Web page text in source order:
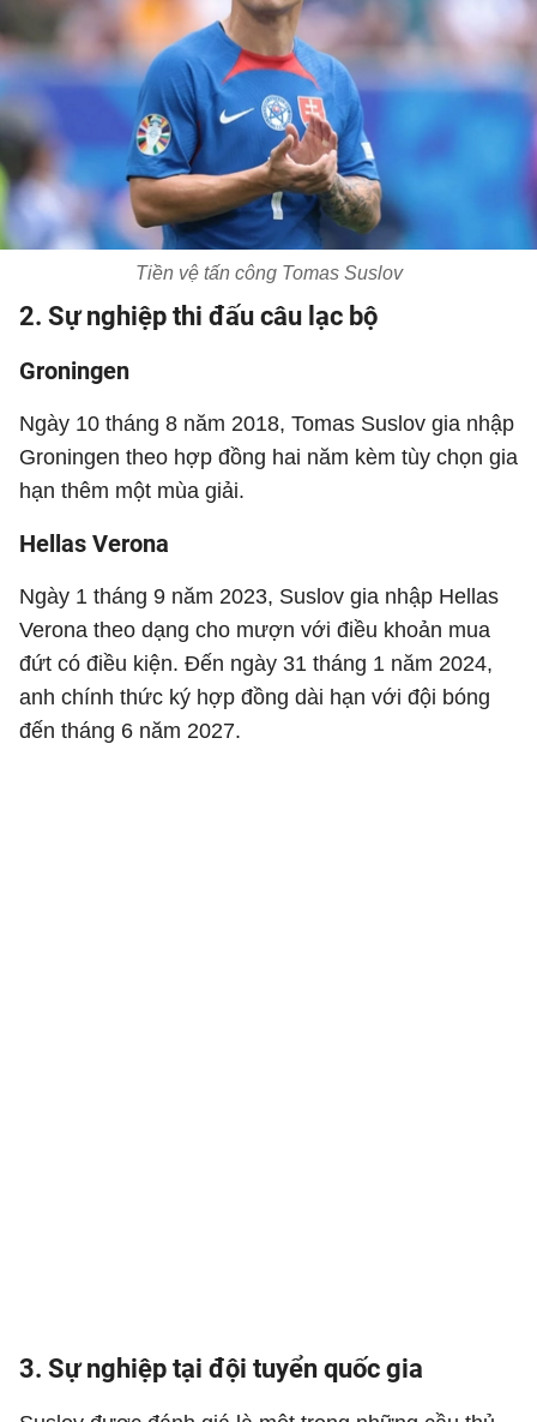
Tiền vệ tấn công Tomas Suslov
2. Sự nghiệp thi đấu câu lạc bộ
Groningen
Ngày 10 tháng 8 năm 2018, Tomas Suslov gia nhập
Groningen theo hợp đồng hai năm kèm tùy chọn gia
hạn thêm một mùa giải.
Hellas Verona
Ngày 1 tháng 9 năm 2023, Suslov gia nhập Hellas
Verona theo dạng cho mượn với điều khoản mua
đứt có điều kiện. Đến ngày 31 tháng 1 năm 2024,
anh chính thức ký hợp đồng dài hạn với đội bóng
đến tháng 6 năm 2027.
3. Sự nghiệp tại đội tuyển quốc gia